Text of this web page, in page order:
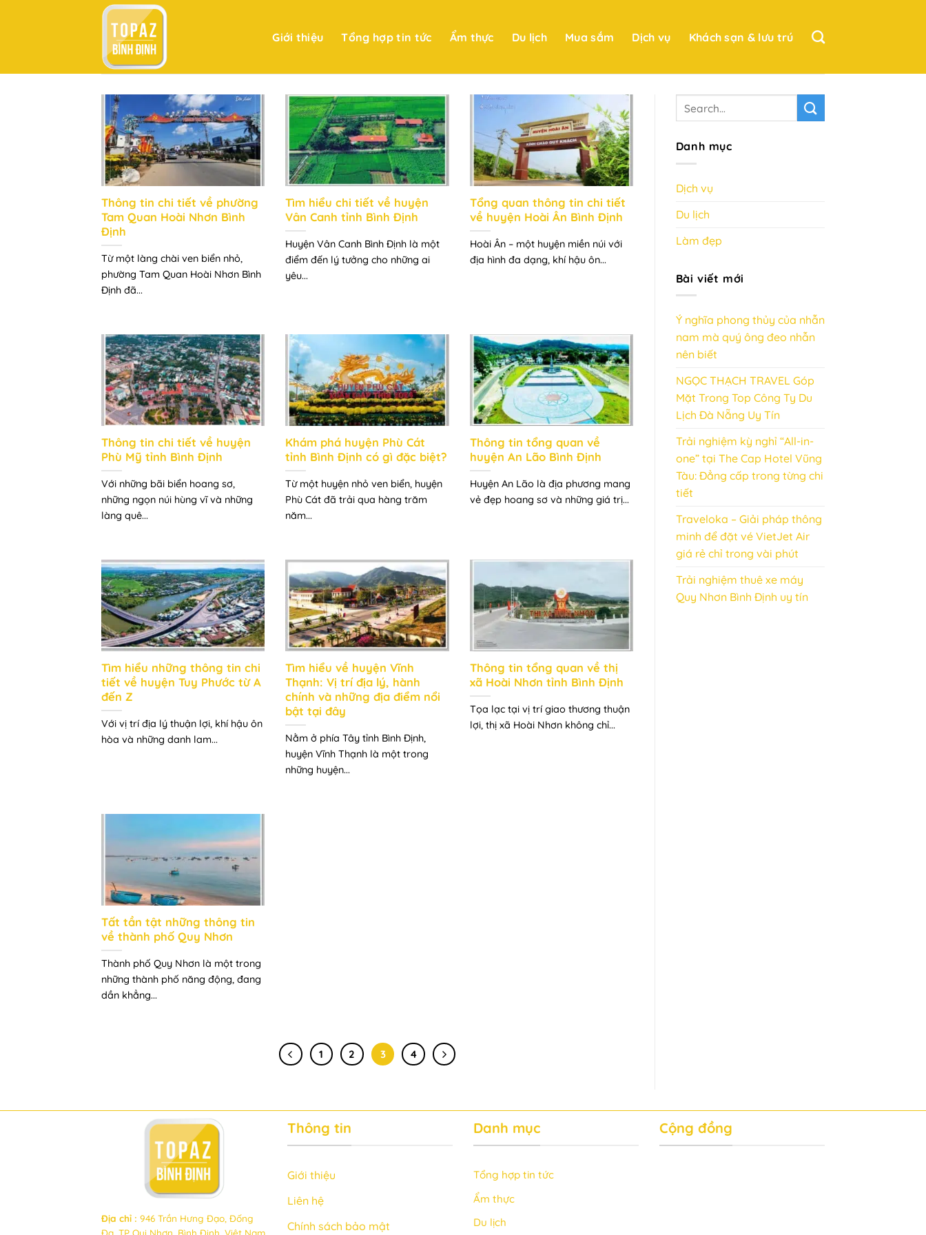
Giới thiệu Tổng hợp tin tức Ẩm thực Du lịch Mua sắm Dịch vụ Khách sạn & lưu trú
Thông tin chi tiết về phường
Tam Quan Hoài Nhơn Bình
Định
Từ một làng chài ven biển nhỏ,
phường Tam Quan Hoài Nhơn Bình
Định đã...
Tìm hiểu chi tiết về huyện
Vân Canh tỉnh Bình Định
Huyện Vân Canh Bình Định là một
điểm đến lý tưởng cho những ai
yêu...
Tổng quan thông tin chi tiết
về huyện Hoài Ân Bình Định
Hoài Ân – một huyện miền núi với
địa hình đa dạng, khí hậu ôn...
Thông tin chi tiết về huyện
Phù Mỹ tỉnh Bình Định
Với những bãi biển hoang sơ,
những ngọn núi hùng vĩ và những
làng quê...
Khám phá huyện Phù Cát
tỉnh Bình Định có gì đặc biệt?
Từ một huyện nhỏ ven biển, huyện
Phù Cát đã trải qua hàng trăm
năm...
Thông tin tổng quan về
huyện An Lão Bình Định
Huyện An Lão là địa phương mang
vẻ đẹp hoang sơ và những giá trị...
Tìm hiểu những thông tin chi
tiết về huyện Tuy Phước từ A
đến Z
Với vị trí địa lý thuận lợi, khí hậu ôn
hòa và những danh lam...
Tìm hiểu về huyện Vĩnh
Thạnh: Vị trí địa lý, hành
chính và những địa điểm nổi
bật tại đây
Nằm ở phía Tây tỉnh Bình Định,
huyện Vĩnh Thạnh là một trong
những huyện...
Thông tin tổng quan về thị
xã Hoài Nhơn tỉnh Bình Định
Tọa lạc tại vị trí giao thương thuận
lợi, thị xã Hoài Nhơn không chỉ...
Tất tần tật những thông tin
về thành phố Quy Nhơn
Thành phố Quy Nhơn là một trong
những thành phố năng động, đang
dần khẳng...
1 2 3 4
Danh mục
Dịch vụ
Du lịch
Làm đẹp
Bài viết mới
Ý nghĩa phong thủy của nhẫn
nam mà quý ông đeo nhẫn
nên biết
NGỌC THẠCH TRAVEL Góp
Mặt Trong Top Công Ty Du
Lịch Đà Nẵng Uy Tín
Trải nghiệm kỳ nghỉ “All-in-
one” tại The Cap Hotel Vũng
Tàu: Đẳng cấp trong từng chi
tiết
Traveloka – Giải pháp thông
minh để đặt vé VietJet Air
giá rẻ chỉ trong vài phút
Trải nghiệm thuê xe máy
Quy Nhơn Bình Định uy tín
Địa chỉ : 946 Trần Hưng Đạo, Đống
Thông tin
Giới thiệu
Liên hệ
Chính sách bảo mật
Danh mục
Tổng hợp tin tức
Ẩm thực
Du lịch
Cộng đồng